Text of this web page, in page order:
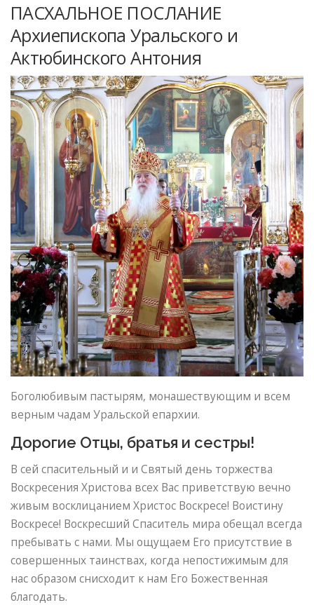
РАСПИСАНИЕ БОГОСЛУЖЕНИЙ ОБЪЯВЛЕНИЯ
ГАЛЕРЕИ ЦЕРКОВНАЯ ЛАВКА
ПРИНИМАЕМ ПОЖЕРТВОВАНИЯ КОНТАКТЫ
ИЗРЕЧЕНИЯ СВЯТЫХ ОТЦОВ АРХИВ
ПАСХАЛЬНОЕ ПОСЛАНИЕ
Архиепископа Уральского и
Актюбинского Антония
Боголюбивым пастырям, монашествующим и всем
верным чадам Уральской епархии.
Дорогие Отцы, братья и сестры!
В сей спасительный и и Святый день торжества
Воскресения Христова всех Вас приветствую вечно
живым восклицанием Христос Воскресе! Воистину
Воскресе! Воскресший Спаситель мира обещал всегда
пребывать с нами. Мы ощущаем Его присутствие в
совершенных таинствах, когда непостижимым для
нас образом снисходит к нам Его Божественная
благодать.